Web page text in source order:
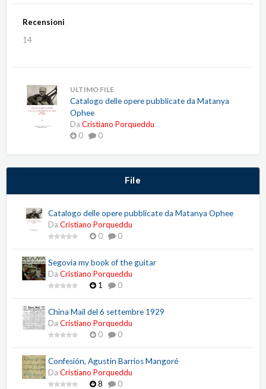
Recensioni
14
ULTIMO FILE
Catalogo delle opere pubblicate da Matanya
Ophee
Da Cristiano Porqueddu
0
0
File
Catalogo delle opere pubblicate da Matanya Ophee
Da Cristiano Porqueddu
0
0
Segovia my book of the guitar
Da Cristiano Porqueddu
1
0
China Mail del 6 settembre 1929
Da Cristiano Porqueddu
0
0
Confesión, Agustín Barrios Mangoré
Da Cristiano Porqueddu
8
0